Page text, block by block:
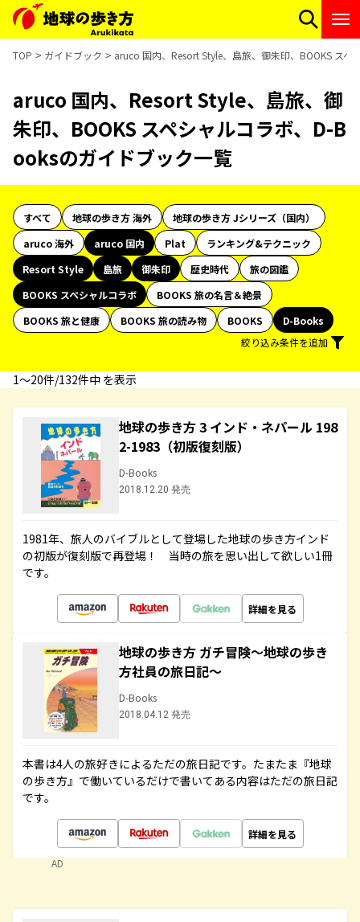
TOP ガイドブック aruco 国内、Resort Style、島旅、御朱印、BOOKS ス
aruco 国内、Resort Style、島旅、御
朱印、BOOKS スペシャルコラボ、D-B
ooksのガイドブック一覧
すべて 地球の歩き方 海外
地球の歩き方 Jシリーズ（国内）
aruco 海外
aruco 国内 Plat
ランキング&テクニック
Resort Style
島旅 御朱印 歴史時代
旅の図鑑
BOOKS スペシャルコラボ
BOOKS 旅の名言＆絶景
BOOKS 旅と健康
BOOKS 旅の読み物 BOOKS
D-Books
絞り込み条件を追加
1〜20件/132件中 を表示
地球の歩き方 3 インド・ネパール 198
2-1983（初版復刻版）
D-Books
2018.12.20 発売
1981年、旅人のバイブルとして登場した地球の歩き方インド
の初版が復刻版で再登場！ 当時の旅を思い出して欲しい1冊
です。
詳細を見る
地球の歩き方 ガチ冒険～地球の歩き
方社員の旅日記～
D-Books
2018.04.12 発売
本書は4人の旅好きによるただの旅日記です。たまたま『地球
の歩き方』で働いているだけで書いてある内容はただの旅日記
です。
詳細を見る
AD